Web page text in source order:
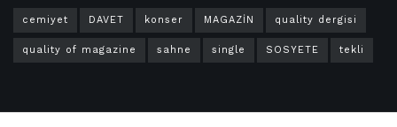
cemiyet DAVET konser MAGAZİN quality dergisi
quality of magazine sahne single SOSYETE tekli